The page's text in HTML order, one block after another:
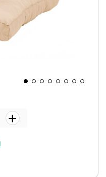
+